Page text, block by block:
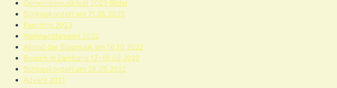
Gemeindemusikfest 2023 Bilder
Schlosskonzert am 21.05.2023
Fasching 2023
Weihnachtsmarkt 2022
Abend der Blasmusik am 16.10.2022
Besuch in Zambana 17.-19.06.2022
Schlosskonzert am 29.05.2022
Advent 2021